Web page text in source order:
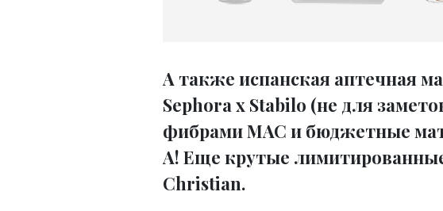
А также испанская аптечная
Sephora x Stabilo (не для
фибрами МАС и бюджетные
А! Еще крутые
Christian.